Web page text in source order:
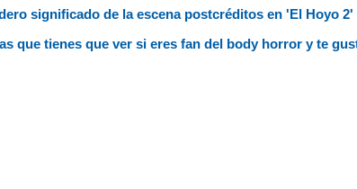
significado de la escena postcréditos en 'El Hoyo
que tienes que ver si eres fan del body horror y te